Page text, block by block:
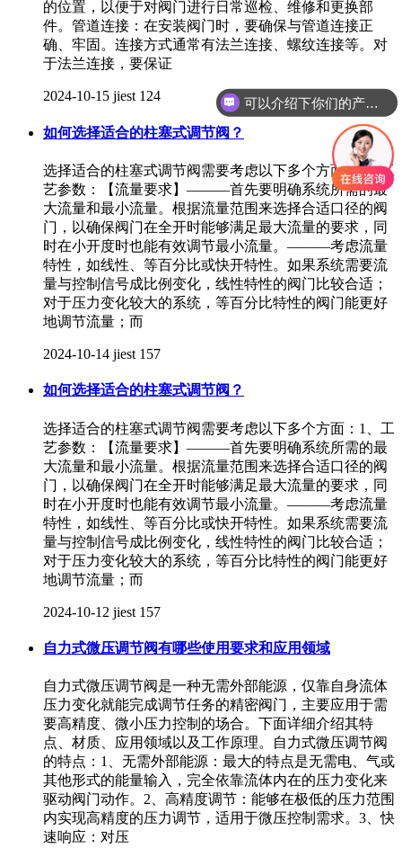
的位置，以便于对阀门进行日常巡检、维修和更换部
件。管道连接：在安装阀门时，要确保与管道连接正
确、牢固。连接方式通常有法兰连接、螺纹连接等。对
于法兰连接，要保证
2024-10-15 jiest 124
如何选择适合的柱塞式调节阀？
选择适合的柱塞式调节阀需要考虑以下多个方面：1、工
艺参数：【流量要求】———首先要明确系统所需的最
大流量和最小流量。根据流量范围来选择合适口径的阀
门，以确保阀门在全开时能够满足最大流量的要求，同
时在小开度时也能有效调节最小流量。———考虑流量
特性，如线性、等百分比或快开特性。如果系统需要流
量与控制信号成比例变化，线性特性的阀门比较合适；
对于压力变化较大的系统，等百分比特性的阀门能更好
地调节流量；而
2024-10-14 jiest 157
如何选择适合的柱塞式调节阀？
选择适合的柱塞式调节阀需要考虑以下多个方面：1、工
艺参数：【流量要求】———首先要明确系统所需的最
大流量和最小流量。根据流量范围来选择合适口径的阀
门，以确保阀门在全开时能够满足最大流量的要求，同
时在小开度时也能有效调节最小流量。———考虑流量
特性，如线性、等百分比或快开特性。如果系统需要流
量与控制信号成比例变化，线性特性的阀门比较合适；
对于压力变化较大的系统，等百分比特性的阀门能更好
地调节流量；而
2024-10-12 jiest 157
自力式微压调节阀有哪些使用要求和应用领域
自力式微压调节阀是一种无需外部能源，仅靠自身流体
压力变化就能完成调节任务的精密阀门，主要应用于需
要高精度、微小压力控制的场合。下面详细介绍其特
点、材质、应用领域以及工作原理。自力式微压调节阀
的特点：1、无需外部能源：最大的特点是无需电、气或
其他形式的能量输入，完全依靠流体内在的压力变化来
驱动阀门动作。2、高精度调节：能够在极低的压力范围
内实现高精度的压力调节，适用于微压控制需求。3、快
速响应：对压
可以介绍下你们的产品么